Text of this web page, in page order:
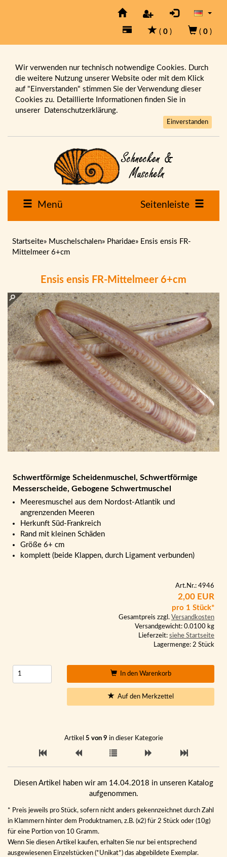
( 0 ) ( 0 )
Wir verwenden nur technisch notwendige Cookies. Durch
die weitere Nutzung unserer Website oder mit dem Klick
auf "Einverstanden" stimmen Sie der Verwendung dieser
Cookies zu. Detaillierte Informationen finden Sie in
unserer Datenschutzerklärung.
Einverstanden
Menü Seitenleiste
Startseite» Muschelschalen» Pharidae» Ensis ensis FR-
Mittelmeer 6+cm
Ensis ensis FR-Mittelmeer 6+cm
Schwertförmige Scheidenmuschel, Schwertförmige
Messerscheide, Gebogene Schwertmuschel
Meeresmuschel aus dem Nordost-Atlantik und
angrenzenden Meeren
Herkunft Süd-Frankreich
Rand mit kleinen Schäden
Größe 6+ cm
komplett (beide Klappen, durch Ligament verbunden)
Art.Nr.: 4946
2,00 EUR
pro 1 Stück*
Gesamtpreis zzgl. Versandkosten
Versandgewicht: 0.0100 kg
Lieferzeit: siehe Startseite
Lagermenge: 2 Stück
In den Warenkorb
Auf den Merkzettel
Artikel 5 von 9 in dieser Kategorie
Diesen Artikel haben wir am 14.04.2018 in unseren Katalog
aufgenommen.
* Preis jeweils pro Stück, sofern nicht anders gekennzeichnet durch Zahl
in Klammern hinter dem Produktnamen, z.B. (x2) für 2 Stück oder (10g)
für eine Portion von 10 Gramm.
Wenn Sie diesen Artikel kaufen, erhalten Sie nur bei entsprechend
ausgewiesenen Einzelstücken (*Unikat*) das abgebildete Exemplar.